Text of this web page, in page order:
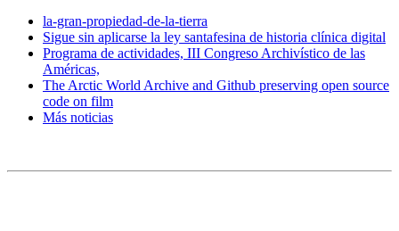
la-gran-propiedad-de-la-tierra
Sigue sin aplicarse la ley santafesina de historia clínica digital
Programa de actividades, III Congreso Archivístico de las
Américas,
The Arctic World Archive and Github preserving open source
code on film
Más noticias